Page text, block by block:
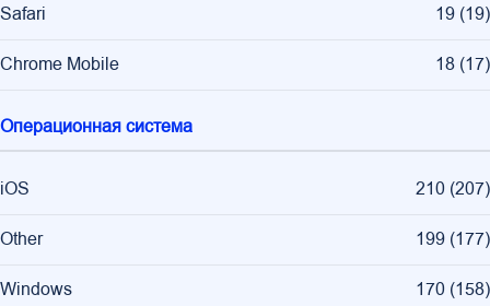
Safari 19 (19)
Chrome Mobile 18 (17)
Операционная система
iOS 210 (207)
Other 199 (177)
Windows 170 (158)